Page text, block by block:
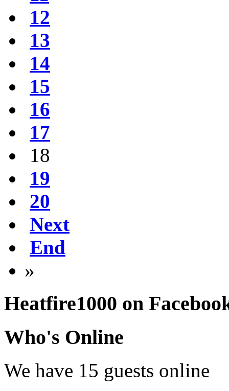
12
13
14
15
16
17
18
19
20
Next
End
»
Heatfire1000 on
Who's Online
We have 15 guests online